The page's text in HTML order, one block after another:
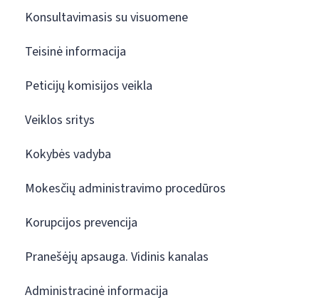
Konsultavimasis su visuomene
Teisinė informacija
Peticijų komisijos veikla
Veiklos sritys
Kokybės vadyba
Mokesčių administravimo procedūros
Korupcijos prevencija
Pranešėjų apsauga. Vidinis kanalas
Administracinė informacija